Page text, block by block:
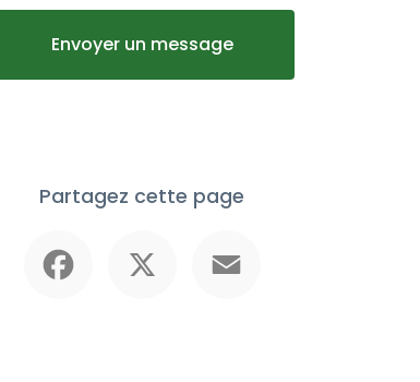
Envoyer un message
Partagez cette page